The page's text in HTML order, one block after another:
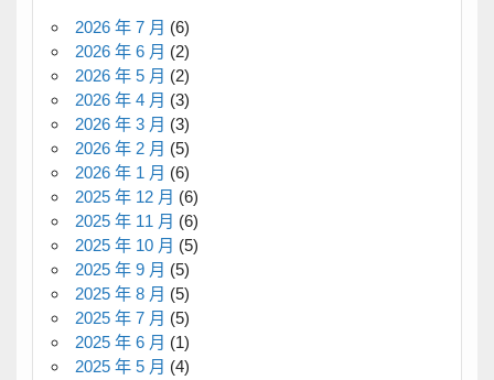
2026 年 7 月 (6)
2026 年 6 月 (2)
2026 年 5 月 (2)
2026 年 4 月 (3)
2026 年 3 月 (3)
2026 年 2 月 (5)
2026 年 1 月 (6)
2025 年 12 月 (6)
2025 年 11 月 (6)
2025 年 10 月 (5)
2025 年 9 月 (5)
2025 年 8 月 (5)
2025 年 7 月 (5)
2025 年 6 月 (1)
2025 年 5 月 (4)